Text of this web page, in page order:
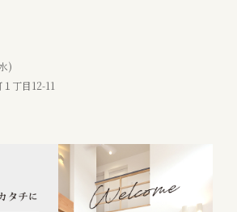
)
丁目12-11